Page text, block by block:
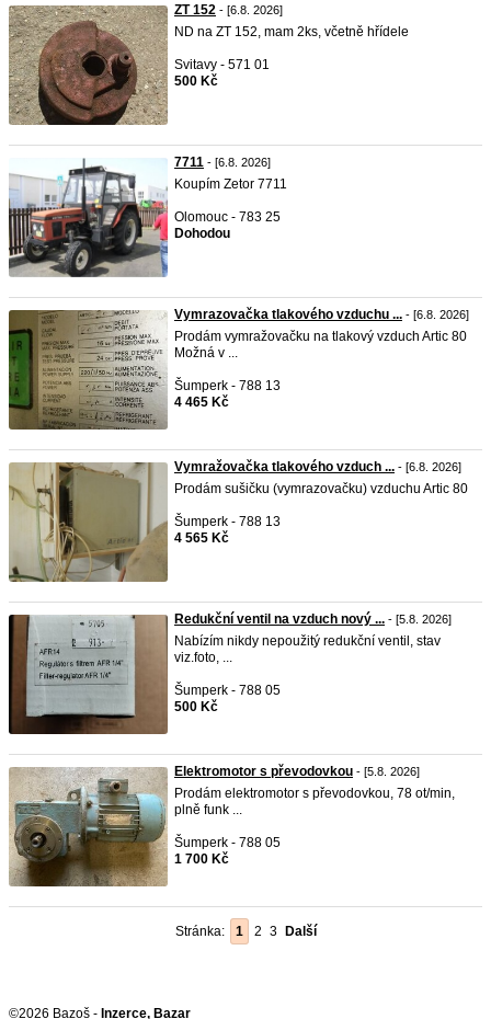
ZT 152 - [6.8. 2026]
ND na ZT 152, mam 2ks, včetně hřídele
Svitavy - 571 01
500 Kč
7711 - [6.8. 2026]
Koupím Zetor 7711
Olomouc - 783 25
Dohodou
Vymrazovačka tlakového vzduchu ... - [6.8. 2026]
Prodám vymražovačku na tlakový vzduch Artic 80
Možná v ...
Šumperk - 788 13
4 465 Kč
Vymražovačka tlakového vzduch ... - [6.8. 2026]
Prodám sušičku (vymrazovačku) vzduchu Artic 80
Šumperk - 788 13
4 565 Kč
Redukční ventil na vzduch nový ... - [5.8. 2026]
Nabízím nikdy nepoužitý redukční ventil, stav
viz.foto, ...
Šumperk - 788 05
500 Kč
Elektromotor s převodovkou - [5.8. 2026]
Prodám elektromotor s převodovkou, 78 ot/min,
plně funk ...
Šumperk - 788 05
1 700 Kč
Stránka: 1 2 3 Další
©2026 Bazoš - Inzerce, Bazar